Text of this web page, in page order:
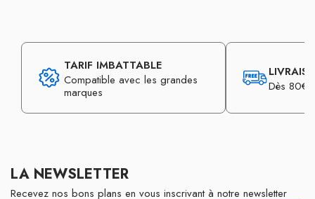
TARIF IMBATTABLE
Compatible avec les grandes
marques
Dès 80€
LA NEWSLETTER
Recevez nos bons plans en vous inscrivant à notre newsletter